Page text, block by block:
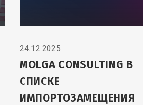
24.12.2025
MOLGA CONSULTING В
СПИСКЕ
ИМПОРТОЗАМЕЩЕНИЯ